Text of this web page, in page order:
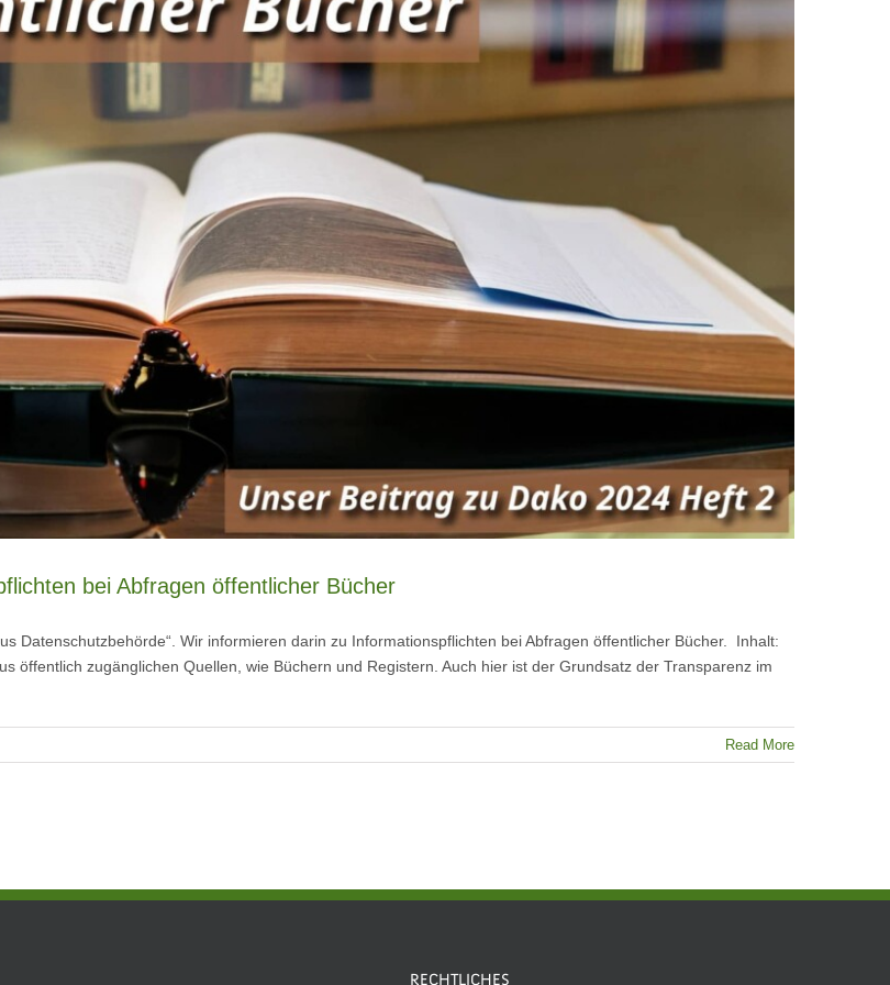
bei Abfragen öffentlicher Bücher
Datenschutzbehörde“. Wir informieren darin zu Informationspflichten bei Abfragen öffentlicher Bücher. Inhalt:
öffentlich zugänglichen Quellen, wie Büchern und Registern. Auch hier ist der Grundsatz der Transparenz im
Read More
RECHTLICHES